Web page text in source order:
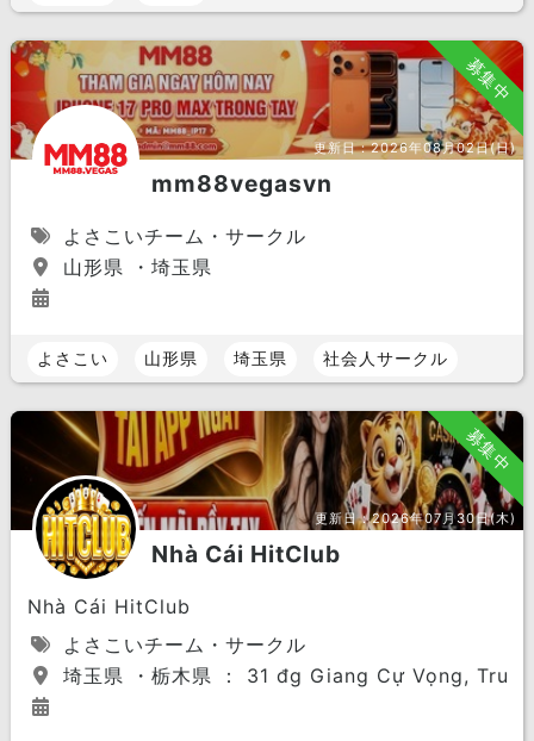
募集中
更新日：2026年08月02日(日)
mm88vegasvn
よさこいチーム・サークル
山形県 ・埼玉県
よさこい 山形県 埼玉県 社会人サークル
募集中
更新日：2026年07月30日(木)
Nhà Cái HitClub
Nhà Cái HitClub
よさこいチーム・サークル
埼玉県 ・栃木県 ： 31 đg Giang Cự Vọng,